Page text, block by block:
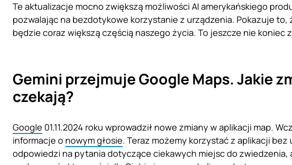
Te aktualizacje mocno zwiększą możliwości AI amerykańskiego
pozwalając na bezdotykowe korzystanie z urządzenia. Pokazuje
będzie coraz większą częścią naszego życia. To jeszcze nie koniec
Gemini przejmuje Google Maps. Jakie
czekają?
Google 01.11.2024 roku wprowadził nowe zmiany w aplikacji map.
informacje o nowym głosie. Teraz możemy korzystać z aplikacji bez
odpowiedzi na pytania dotyczące ciekawych miejsc do zwiedzenia,